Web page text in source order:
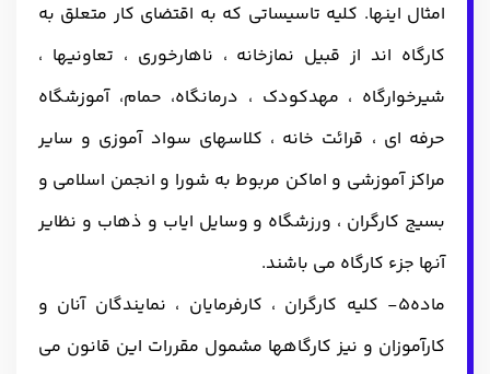
امثال اینها. کلیه تاسیساتی که به اقتضای کار متعلق به
کارگاه اند از قبیل نمازخانه ، ناهارخوری ، تعاونیها ،
شیرخوارگاه ، مهدکودک ، درمانگاه، حمام، آموزشگاه
حرفه ای ، قرائت خانه ، کلاسهای سواد آموزی و سایر
مراکز آموزشی و اماکن مربوط به شورا و انجمن اسلامی و
بسیج کارگران ، ورزشگاه و وسایل ایاب و ذهاب و نظایر
آنها جزء کارگاه می باشند.
ماده5- کلیه کارگران ، کارفرمایان ، نمایندگان آنان و
کارآموزان و نیز کارگاهها مشمول مقررات این قانون می